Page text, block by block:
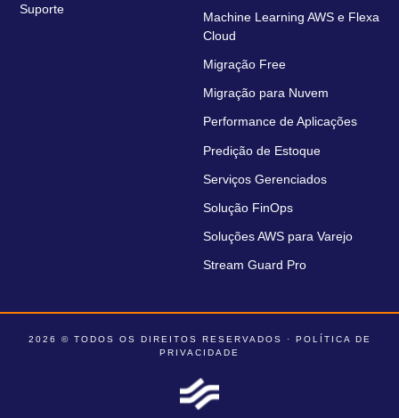
Suporte
Machine Learning AWS e Flexa
Cloud
Migração Free
Migração para Nuvem
Performance de Aplicações
Predição de Estoque
Serviços Gerenciados
Solução FinOps
Soluções AWS para Varejo
Stream Guard Pro
2026 © TODOS OS DIREITOS RESERVADOS · POLÍTICA DE
PRIVACIDADE